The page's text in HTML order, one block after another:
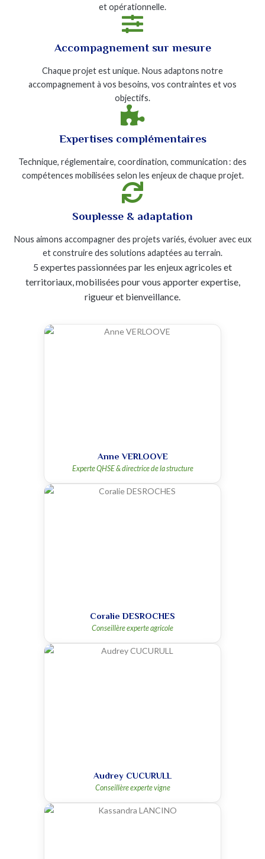
et opérationnelle.

Accompagnement sur mesure
Chaque projet est unique. Nous adaptons notre
accompagnement à vos besoins, vos contraintes et vos
objectifs.

Expertises complémentaires
Technique, réglementaire, coordination, communication : des
compétences mobilisées selon les enjeux de chaque projet.

Souplesse & adaptation
Nous aimons accompagner des projets variés, évoluer avec eux
et construire des solutions adaptées au terrain.
5 expertes passionnées par les enjeux agricoles et
territoriaux, mobilisées pour vous apporter expertise,
rigueur et bienveillance.
Anne VERLOOVE
Experte QHSE & directrice de la structure
Coralie DESROCHES
Conseillère experte agricole
Audrey CUCURULL
Conseillère experte vigne